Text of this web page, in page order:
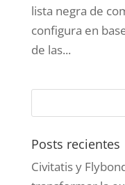
lista negra de
configura en
de las...
Posts recientes
Civitatis y